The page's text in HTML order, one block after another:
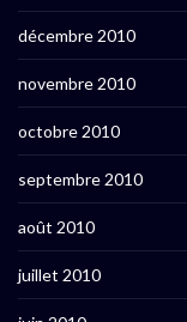
décembre 2010
novembre 2010
octobre 2010
septembre 2010
août 2010
juillet 2010